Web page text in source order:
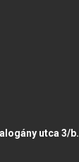
utca 3/b.